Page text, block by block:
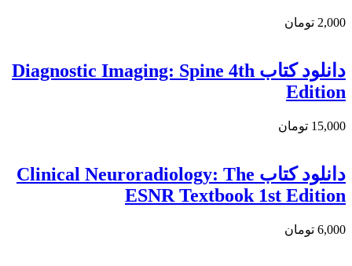
2,000 تومان
دانلود کتاب Diagnostic Imaging: Spine 4th
Edition
15,000 تومان
دانلود كتاب Clinical Neuroradiology: The
ESNR Textbook 1st Edition
6,000 تومان